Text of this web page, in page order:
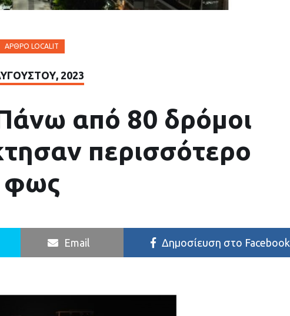
ΆΡΘΡΟ LOCALIT
2023
από 80 δρόμοι
περισσότερο
φως
Email Δημοσίευση στο Facebook